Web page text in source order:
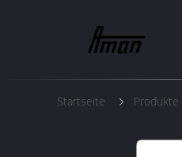
Startseite Produkte